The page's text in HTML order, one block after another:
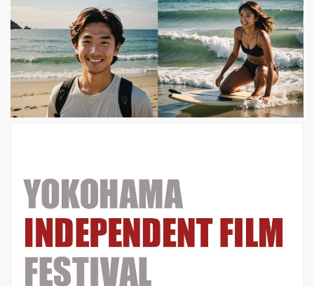
ーリーテリングで、常に観客を圧倒し
てきたビグロー監督が新たに挑むの
は、1967年に起こった、アメリカ史上
最大級の“暴動”の最中に起こった事
件。歴史の闇に眠っていた“衝撃の一
夜”を描いた衝撃作『デトロイト』だ。